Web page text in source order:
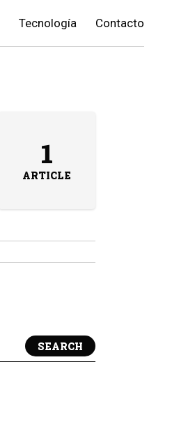
Tecnología Contacto
1
ARTICLE
SEARCH